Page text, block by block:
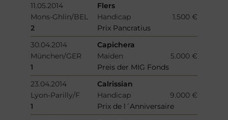
11.05.2014
Flers
Mons-Ghlin/BEL
Handicap
1.500 €
2
Prix Pancratius
30.04.2014
Capichera
München/GER
Maiden
5.000 €
1
Preis der MIG Fonds
23.04.2014
Calrissian
Lyon-Parilly/F
Handicap
9.000 €
1
Prix de l´Anniversaire